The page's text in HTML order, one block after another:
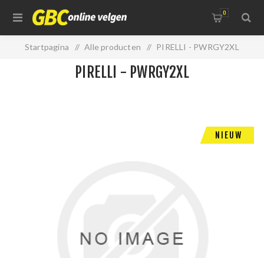
0
Startpagina / Alle producten / PIRELLI - PWRGY2XL
NIEUW
PIRELLI - PWRGY2XL